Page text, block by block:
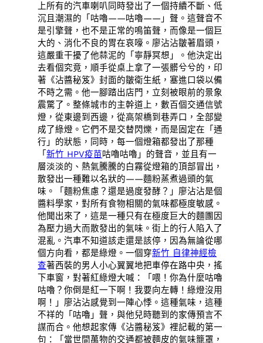
上所有的汽車喇叭同時發出了一個持續不斷、低
沉且潮濕的「咕嚕——咕嚕——」聲。這聲音不
是引擎聲，也不是正常的鳴笛聲，而像是一個巨
大的、消化不良的胃在哀嚎。廖沾沾皺著眉頭，
這嚴重干擾了他蒜泥的「寧靜冥想」。他決定出
去看個究竟，順手從桌上拿了一張髒兮兮的，印
著《沾醬秘笈》封面的皺衛生紙，塞進口袋以備
不時之需。他一腳踏出店門，立刻被眼前的景象
震驚了。整條城市的主幹道上，數百個交通信號
燈，從東邊到西邊，從高架橋到巷弄口，全部變
成了綠燈。它們不是交替閃爍，而是固定在「通
行」的狀態，同時，每一個燈箱都發出了那種
「新竹 HPV疫苗咕嚕咕嚕」的聲音，並且有一
層淡淡的、熱氣騰騰的白霧從燈箱的頂部冒出，
散發出一種難以名狀的——麵粉蒸煮過頭的氣
味。「麵粉焦慮？還是過度發酵？」廖沾沾是個
醬料學家，對所有食物相關的氣味都極度敏感。
他聞出來了，這是一種只有在極度巨大的麵團因
為壓力過大而散發出的氣味。街上的行人陷入了
混亂。汽車不知道該走還是該停，因為無論從哪
個方向看，都是綠燈。一個穿新竹 自律神經檢
查著西裝的男人小心翼翼地把車停在路中央，搖
下車窗，對著紅綠燈大喊：「喂！你為什麼咕嚕
咕嚕？你倒是紅一下啊！我要向左轉！綠燈沒用
啊！」廖沾沾感覺到一陣心悸。這種氣味，這種
不祥的「咕嚕」聲，與他兒時聽到的家傳預言不
謀而合。他想起家傳《沾醬秘笈》裡記載的第一
句：「當世間萬物的交通都被麵皮的氣味籠罩，